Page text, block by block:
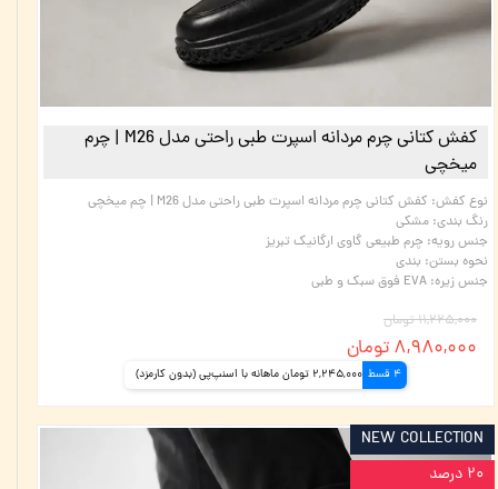
کفش کتانی چرم مردانه اسپرت طبی راحتی مدل M26 | چرم
میخچی
نوع کفش: کفش کتانی چرم مردانه اسپرت طبی راحتی مدل M26 | چم میخچی
رنگ بندی: مشکی
جنس رویه: چرم طبیعی گاوی ارگانیک تبریز
نحوه بستن: بندی
جنس زیره: EVA فوق سبک و طبی
۱۱,۲۲۵,۰۰۰ تومان
۸,۹۸۰,۰۰۰ تومان
4 قسط 2,245,000 تومان ماهانه با اسنپ‌پی (بدون کارمزد)
NEW COLLECTION
۲۰ درصد